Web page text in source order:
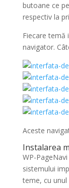
butoane ce
respectiv la
Fiecare temă
navigator.
Aceste
Instalarea
WP-
sistemului
teme, cu unul